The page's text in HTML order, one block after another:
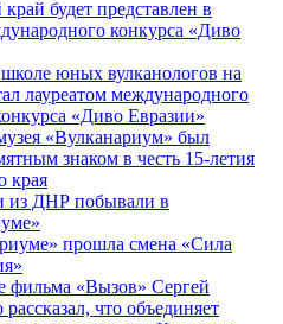
будет представлен в
конкурса «Диво
юных вулканологов на
лауреатом международного
«Диво Евразии»
«Вулканариум» был
знаком в честь 15-летия
края
из ДНР побывали в
прошла смена «Сила
фильма «Вызов» Сергей
что объединяет